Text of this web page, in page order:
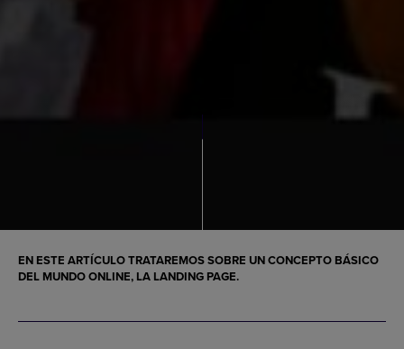
EN ESTE ARTÍCULO TRATAREMOS SOBRE UN CONCEPTO BÁSICO
DEL MUNDO ONLINE, LA LANDING PAGE.